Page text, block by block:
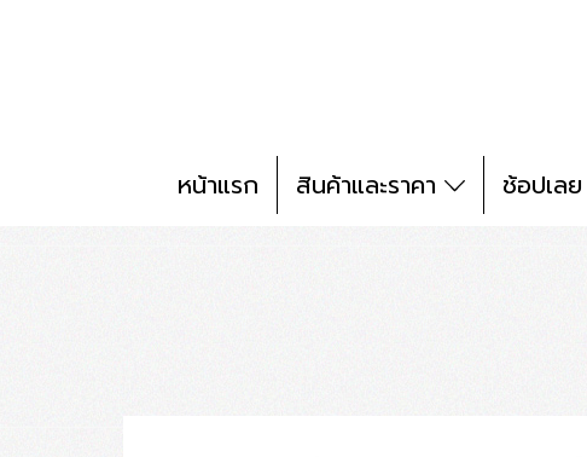
หน้าแรก สินค้าและราคา ช้อปเลย